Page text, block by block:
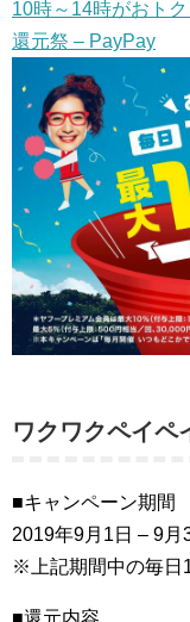
10時～14時がおト
還元祭 – PayPay
ワクワクペイペ
■キャンペーン期間
2019年9月1日 – 9月
※上記期間中の毎日